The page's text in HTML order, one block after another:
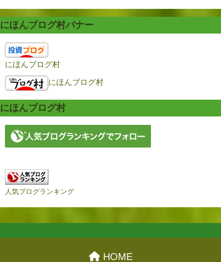
にほんブログ村バナー
にほんブログ村
にほんブログ村
にほんブログ村
人気ブログランキング
HOME